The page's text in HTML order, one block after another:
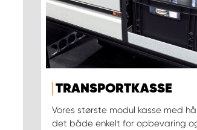
TRANSPORTKASSE
Vores største modul kasse med
det både enkelt for opbevaring